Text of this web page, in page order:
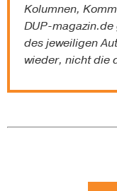
Kolumnen,
DUP-magazin.de
des jeweiligen
wieder, nicht die